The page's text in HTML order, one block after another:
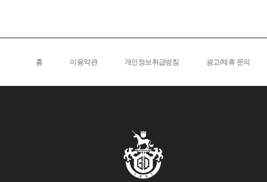
홈 이용약관 개인정보취급방침 광고/제휴 문의